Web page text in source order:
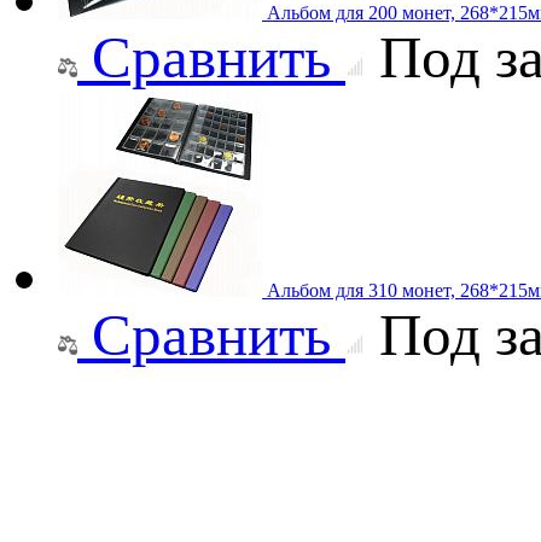
Альбом для 200 монет,
Сравнить Под
Альбом для 310 монет,
Сравнить Под